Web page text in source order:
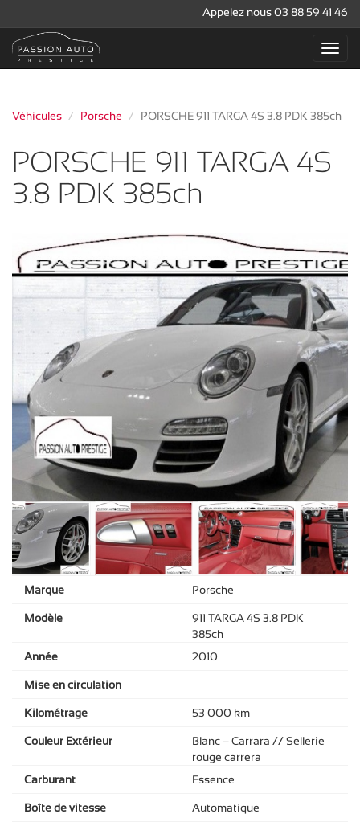
Appelez nous 03 88 59 41 46
Véhicules Porsche PORSCHE 911 TARGA 4S 3.8 PDK 385ch
PORSCHE 911 TARGA 4S
3.8 PDK 385ch
Marque Porsche
Modèle
911 TARGA 4S 3.8 PDK
385ch
Année
2010
Mise en circulation
Kilométrage 53 000 km
Couleur Extérieur
Blanc – Carrara // Sellerie
rouge carrera
Carburant
Essence
Boîte de vitesse Automatique